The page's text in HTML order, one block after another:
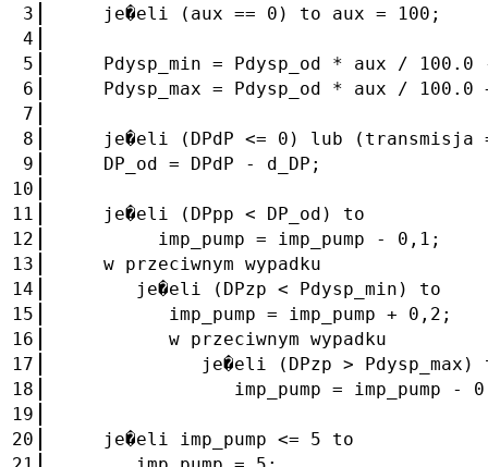
3
je�eli (aux == 0) to aux = 100;
4
5
Pdysp_min = Pdysp_od * aux /
6
Pdysp_max = Pdysp_od * aux /
7
8
je�eli (DPdP <= 0) lub (transmisja
9
DP_od = DPdP - d_DP;
10
11
je�eli (DPpp < DP_od) to
12
imp_pump = imp_pump - 0,1;
13
w przeciwnym wypadku
14
je�eli (DPzp < Pdysp_min) to
15
imp_pump = imp_pump + 0,2;
16
w przeciwnym wypadku
17
je�eli (DPzp > Pdysp_max)
18
imp_pump = imp_pump -
19
20
je�eli imp_pump <= 5 to